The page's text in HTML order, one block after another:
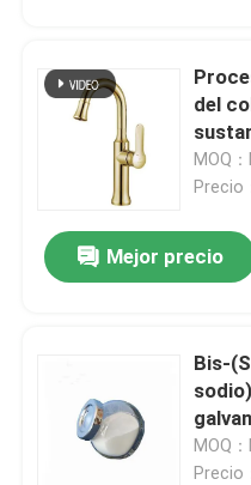
Productos
Sobre nosotros
Control de calidad
Contacta con
del
luz
MOQ
Precio
Mejor precio
Bis-
35-5
MOQ
Precio